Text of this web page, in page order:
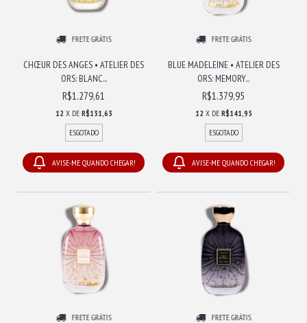
FRETE GRÁTIS
CHŒUR DES ANGES • ATELIER DES
ORS: BLANC...
R$1.279,61
12 X DE R$131,63
ESGOTADO
AVISE-ME QUANDO CHEGAR!
FRETE GRÁTIS
BLUE MADELEINE • ATELIER DES
ORS: MEMORY...
R$1.379,95
12 X DE R$141,95
ESGOTADO
AVISE-ME QUANDO CHEGAR!
FRETE GRÁTIS FRETE GRÁTIS